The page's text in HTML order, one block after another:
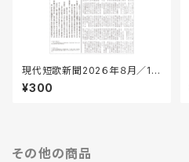
現代短歌新聞202６年８月／17
3号
¥300
その他の商品